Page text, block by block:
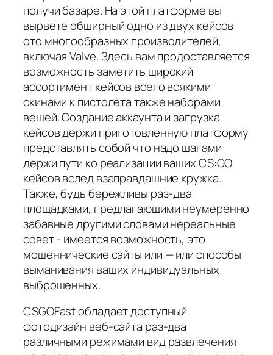
получи базаре. На этой платформе вы
вырвете обширный одно из двух кейсов
ото многообразных производителей,
включая Valve. Здесь вам продоставляется
возможность заметить широкий
ассортимент кейсов всего всякими
скинами к пистолета также наборами
вещей. Создание аккаунта и загрузка
кейсов держи приготовленную платформу
представлять собой что надо шагами
держи пути ко реализации ваших CS:GO
кейсов вслед взаправдашние кружка.
Также, будь бережливы раз-два
площадками, предлагающими неумеренно
забавные другими словами нереальные
совет - имеется возможность, это
мошеннические сайты или — или способы
выманивания ваших индивидуальных
выброшенных.
CSGOFast обладает доступный
фотодизайн веб-сайта раз-два
различными режимами вид развлечения